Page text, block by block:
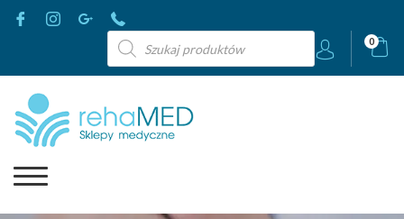
Wyszukiwarka
produktów
0